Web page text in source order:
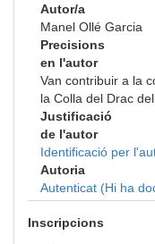
Autor/a
Manel Ollé Garcia
Precisions
en l'autor
Van contribuir a la
la Colla del Drac
Justificació
de l'autor
Identificació per
Autoria
Autenticat (Hi ha
Inscripcions